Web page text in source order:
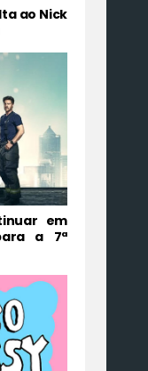
ao Nick
em
a 7ª